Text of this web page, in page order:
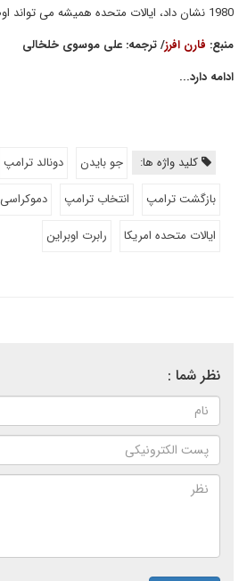
1980 نشان داد، ایالات متحده همیشه می تواند اوضاع را تغییر دهد.
منبع: فارن افرز/ ترجمه: علی موسوی خلخالی
ادامه دارد...
کلید واژه ها: جو بایدن دونالد ترامپ
بازگشت ترامپ
انتخاب ترامپ دموکراسی
ایالات متحده امریکا
رابرت اوبراین
نظر شما :